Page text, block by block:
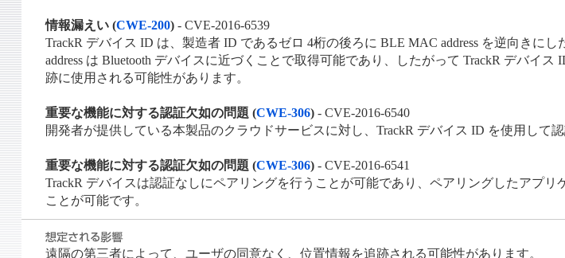
情報漏えい (CWE-200)- CVE-2016-6539
TrackR デバイス ID は、製造者 ID であるゼロ 4桁の後ろに BLE MAC address を逆向きに
address は Bluetooth デバイスに近づくことで取得可能であり、したがって TrackR デバイ
跡に使用される可能性があります。
重要な機能に対する認証欠如の問題 (CWE-306)- CVE-2016-6540
開発者が提供している本製品のクラウドサービスに対し、TrackR デバイス ID を使用して
重要な機能に対する認証欠如の問題 (CWE-306)- CVE-2016-6541
TrackR デバイスは認証なしにペアリングを行うことが可能であり、ペアリングしたアプ
ことが可能です。
遠隔の第三者によって、ユーザの同意なく、位置情報を追跡される可能性があります。